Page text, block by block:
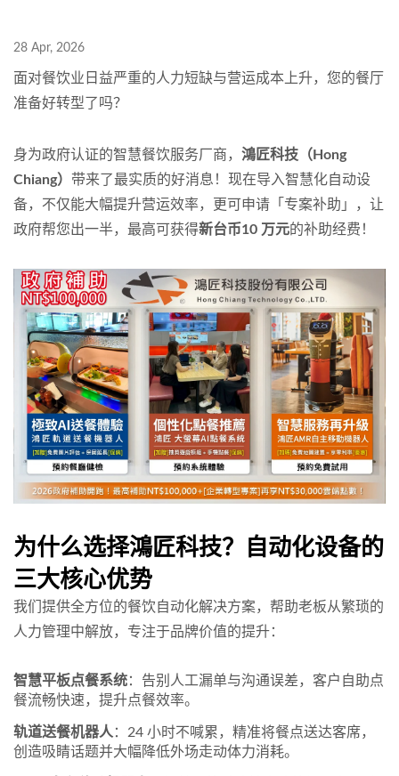
28 Apr, 2026
面对餐饮业日益严重的人力短缺与营运成本上升，您的餐厅
准备好转型了吗？
身为政府认证的智慧餐饮服务厂商， 鴻匠科技（Hong
Chiang） 带来了最实质的好消息！现在导入智慧化自动设
备，不仅能大幅提升营运效率，更可申请「专案补助」，让
政府帮您出一半，最高可获得新台币10 万元的补助经费！
为什么选择鴻匠科技？自动化设备的
三大核心优势
我们提供全方位的餐饮自动化解决方案，帮助老板从繁琐的
人力管理中解放，专注于品牌价值的提升：
智慧平板点餐系统：告别人工漏单与沟通误差，客户自助点
餐流畅快速，提升点餐效率。
轨道送餐机器人 ：24 小时不喊累，精准将餐点送达客席，
创造吸睛话题并大幅降低外场走动体力消耗。